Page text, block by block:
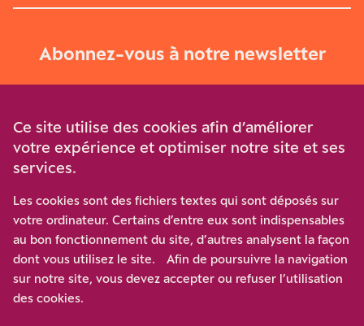
Abonnez-vous à notre newsletter
Participez à notre effort pour conforter la démocratie en
luttant contre l’ascension aux extrêmes, et la
disqualification de l’adversaire, en promouvant la
confrontation des idées et des opinions.
Ce site utilise des cookies afin d’améliorer
votre expérience et optimiser notre site et ses
services.
Les cookies sont des fichiers textes qui sont déposés sur
votre ordinateur. Certains d’entre eux sont indispensables
au bon fonctionnement du site, d’autres analysent la façon
dont vous utilisez le site. Afin de poursuivre la navigation
sur notre site, vous devez accepter ou refuser l’utilisation
des cookies.